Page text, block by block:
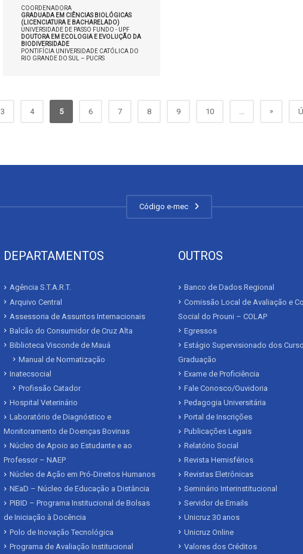
COORDENADORA
GRADUADA EM CIÊNCIAS BIOLÓGICAS
(LICENCIATURA E BACHARELADO)
UNIVERSIDADE DE PASSO FUNDO - UPF
DOUTORA EM ECOLOGIA E EVOLUÇÃO DA
BIODIVERSIDADE
PONTIFÍCIA UNIVERSIDADE CATÓLICA DO
RIO GRANDE DO SUL – PUCRS
3 4 5 6 7 8 9 10 ... »
Código e-mec
DEPARTAMENTOS
Agência S.T.A.R.T.
Arquivo Central
Assessoria de Assuntos Internacionais
Balcão do Consumidor de Cruz Alta
Biblioteca Visconde de Mauá
Manual de Normatização
Inatecsocial
Profissão Catador
Hospital Veterinário
Laboratório de Diagnóstico e
Monitoramento de Doenças Bovinas
Núcleo de Apoio ao Estudante e ao
Professor – NAEP
Núcleo de Ação em Pró-Direitos Humanos
NEaD – Núcleo de Educação a Distância
PIBID – Programa Institucional de Bolsas
de Iniciação à Docência
Polo de Inovação Tecnológica
Programa de Avaliação Institucional
OUTROS
Banco de Dados Regional
Comissão Local de Avaliação e
Social do Prouni – COLAP
Egressos
Estágio Supervisionado dos
Graduação
Exame de Proficiência
Fale Conosco/Ouvidoria
Pedagogia Universitária
Portal de Inscrições
Publicações Legais
Relatório Social
Revista Hemisférios
Revistas Eletrônicas
Seminário Interinstitucional
Servidor de Emails
Unicruz 30 anos
Unicruz Online
Valores dos Créditos